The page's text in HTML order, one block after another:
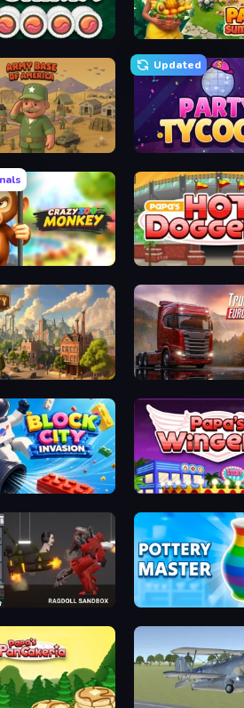
Papaya Summer
Of America
Updated
Party Tycoon
Monkey Papa's Hot
Invasion Papa's Wingeria
Ragdoll Sandbox Pottery Master